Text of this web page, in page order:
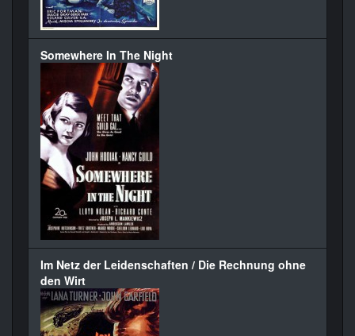
Somewhere In The Night
Im Netz der Leidenschaften / Die Rechnung ohne
den Wirt